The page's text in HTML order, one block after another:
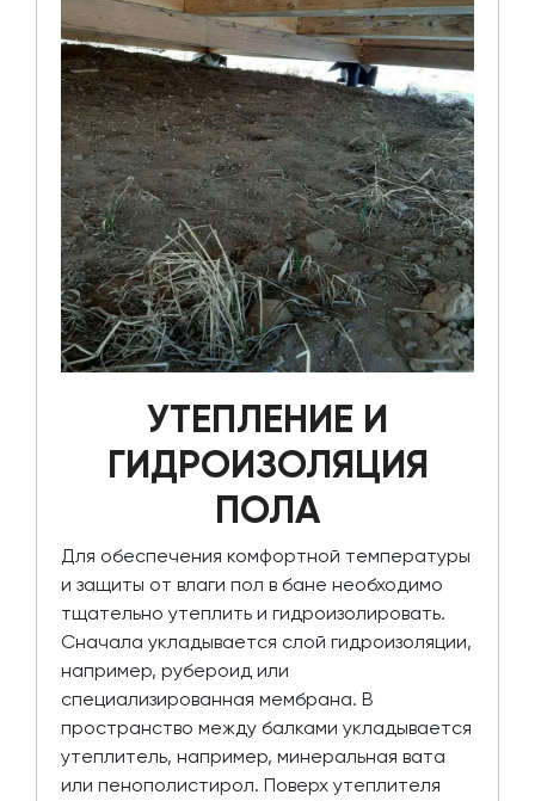
УТЕПЛЕНИЕ И
ГИДРОИЗОЛЯЦИЯ
ПОЛА
Для обеспечения комфортной температуры
и защиты от влаги пол в бане необходимо
тщательно утеплить и гидроизолировать.
Сначала укладывается слой гидроизоляции,
например, рубероид или
специализированная мембрана. В
пространство между балками укладывается
утеплитель, например, минеральная вата
или пенополистирол. Поверх утеплителя